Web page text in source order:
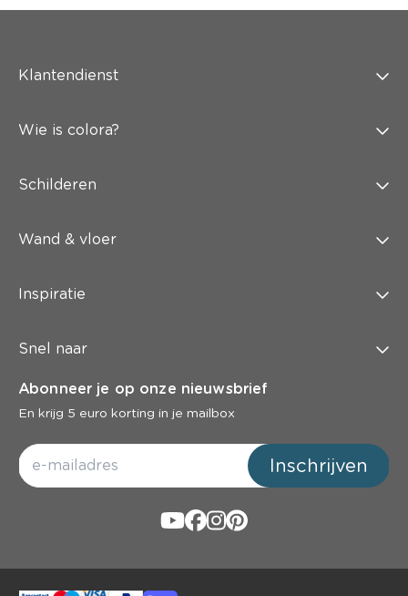
Klantendienst
Wie is colora?
Schilderen
Wand & vloer
Inspiratie
Snel naar
Abonneer je op onze nieuwsbrief
En krijg 5 euro korting in je mailbox
Inschrijven